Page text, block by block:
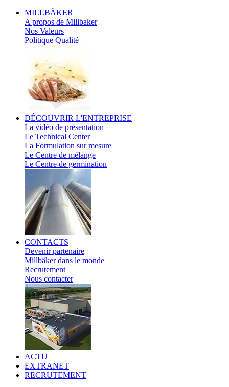
MILLBÄKER
A propos de Millbaker
Nos Valeurs
Politique Qualité
DÉCOUVRIR L'ENTREPRISE
La vidéo de présentation
Le Technical Center
La Formulation sur mesure
Le Centre de mélange
Le Centre de germination
CONTACTS
Devenir partenaire
Millbäker dans le monde
Recrutement
Nous contacter
ACTU
EXTRANET
RECRUTEMENT